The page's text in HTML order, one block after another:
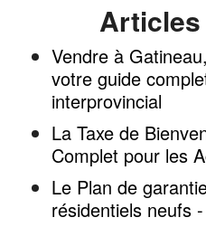
Vendre à
votre guide
interprovincial
La Taxe de
Complet pour les
Le Plan de
résidentiels neufs